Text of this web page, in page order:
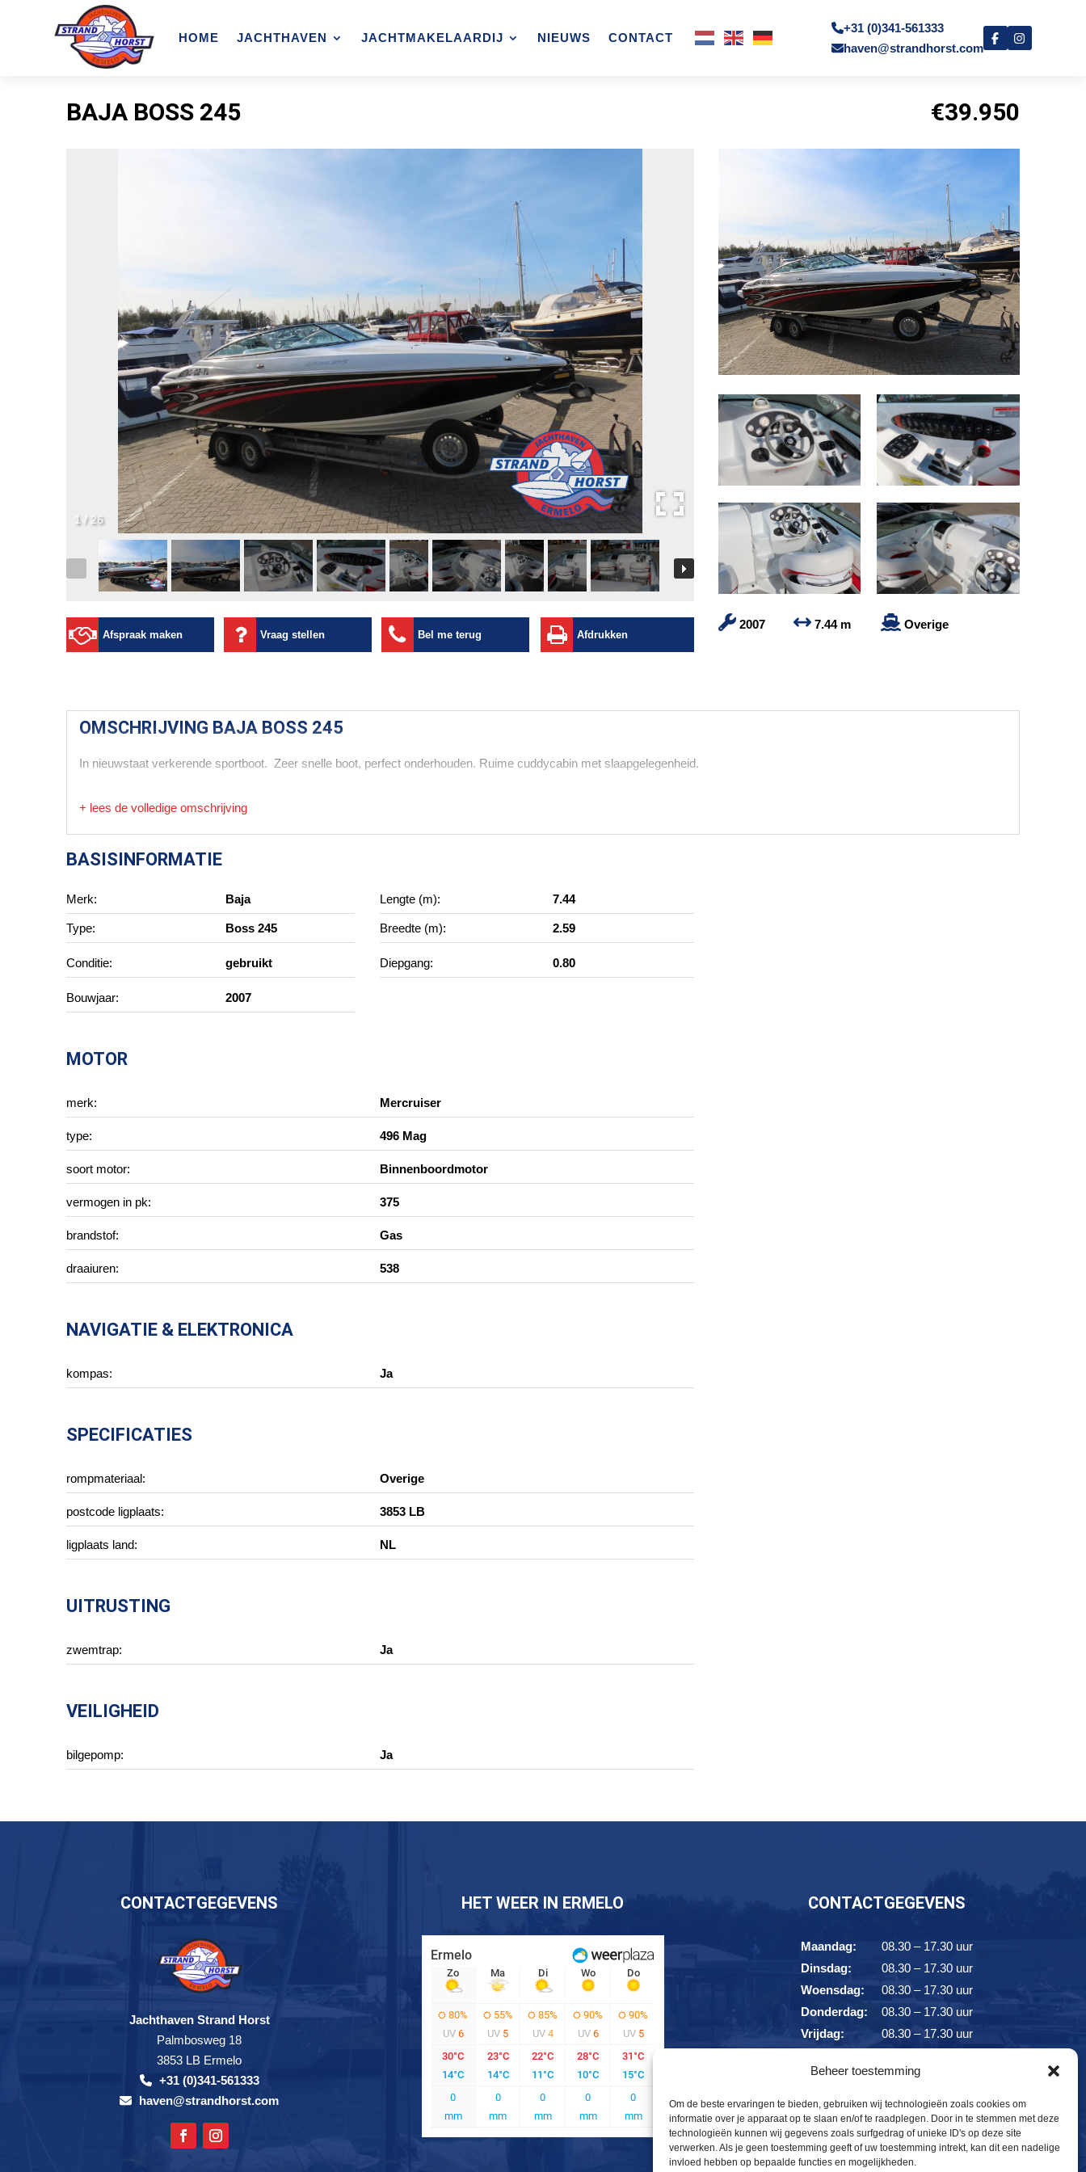
Beheer toestemming
Om de beste ervaringen te bieden, gebruiken wij technologieën zoals cookies om
informatie over je apparaat op te slaan en/of te raadplegen. Door in te stemmen met deze
technologieën kunnen wij gegevens zoals surfgedrag of unieke ID's op deze site
verwerken. Als je geen toestemming geeft of uw toestemming intrekt, kan dit een nadelige
invloed hebben op bepaalde functies en mogelijkheden.
HOME JACHTHAVEN JACHTMAKELAARDIJ NIEUWS CONTACT
+31 (0)341-561333
haven@strandhorst.com
BAJA BOSS 245 €39.950
1 / 26
Afspraak maken Vraag stellen Bel me terug Afdrukken
2007 7.44 m Overige
OMSCHRIJVING BAJA BOSS 245
In nieuwstaat verkerende sportboot. Zeer snelle boot, perfect onderhouden. Ruime cuddycabin met slaapgelegenheid.
+ lees de volledige omschrijving
BASISINFORMATIE
Merk: Baja Lengte (m): 7.44
Type: Boss 245 Breedte (m): 2.59
Conditie: gebruikt Diepgang: 0.80
Bouwjaar: 2007
MOTOR
merk: Mercruiser
type: 496 Mag
soort motor: Binnenboordmotor
vermogen in pk: 375
brandstof: Gas
draaiuren: 538
NAVIGATIE & ELEKTRONICA
kompas: Ja
SPECIFICATIES
rompmateriaal: Overige
postcode ligplaats: 3853 LB
ligplaats land: NL
UITRUSTING
zwemtrap: Ja
VEILIGHEID
bilgepomp: Ja
CONTACTGEGEVENS
Jachthaven Strand Horst
Palmbosweg 18
3853 LB Ermelo
+31 (0)341-561333
haven@strandhorst.com
HET WEER IN ERMELO CONTACTGEGEVENS
Maandag:
08.30 – 17.30 uur
Dinsdag:
08.30 – 17.30 uur
Woensdag:
08.30 – 17.30 uur
Donderdag:
08.30 – 17.30 uur
Vrijdag:
08.30 – 17.30 uur
Zondag:
10.00 – 17.30 uur